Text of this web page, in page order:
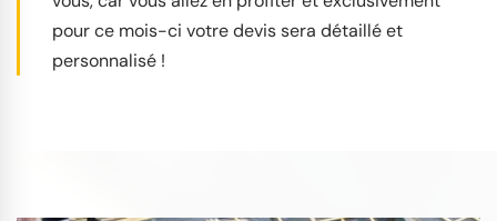
pour ce mois-ci votre devis sera détaillé et
personnalisé !